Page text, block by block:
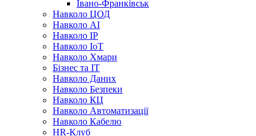
Івано-Франківськ
Навколо ЦОД
Навколо AI
Навколо IP
Навколо IoT
Навколо Хмари
Бізнес та ІТ
Навколо Даних
Навколо Безпеки
Навколо КЦ
Навколо Автоматизації
Навколо Кабелю
HR-Клуб